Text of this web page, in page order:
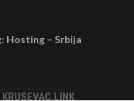
Hosting – Srbija